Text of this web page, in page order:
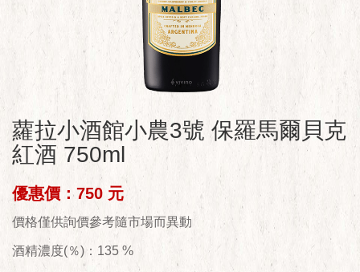
蘿拉小酒館小農3號 保羅馬爾貝克
紅酒 750ml
優惠價：750 元
價格僅供詢價參考隨市場而異動
酒精濃度(％)：135 %